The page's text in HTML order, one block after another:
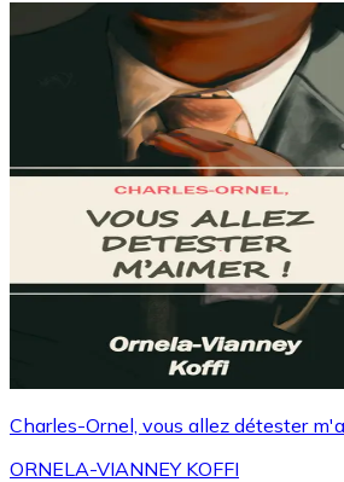
Charles-Ornel, vous allez détester
ORNELA-VIANNEY KOFFI